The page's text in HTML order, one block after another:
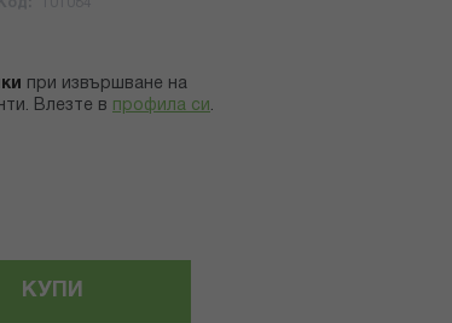
при извършване на
Влезте в профила си .
КУПИ